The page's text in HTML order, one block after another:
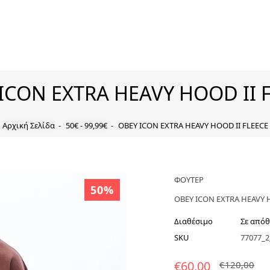
EXTRA HEAVY HOOD II
Αρχική Σελίδα 50€ - 99,99€ OBEY ICON EXTRA HEAVY HOOD II FLEECE
50%
ΦΟΥΤΕΡ
OBEY ICON EXTRA HEAVY
Διαθέσιμο
Σε
SKU
€60,00 €120,00